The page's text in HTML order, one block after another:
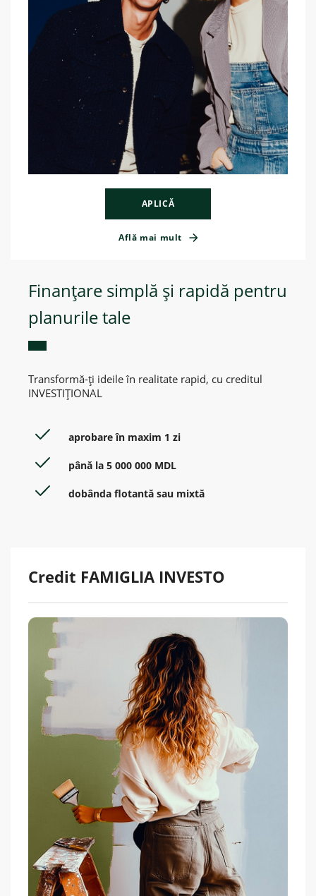
APLICĂ
Află mai mult
Finanțare simplă și rapidă pentru
planurile tale
Transformă-ți ideile în realitate rapid, cu creditul
INVESTIȚIONAL
aprobare în maxim 1 zi
până la 5 000 000 MDL
dobânda flotantă sau mixtă
Credit FAMIGLIA INVESTO